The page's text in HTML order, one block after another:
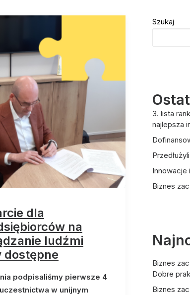
dla
na
ludźmi
dostępne
podpisaliśmy pierwsze 4
w unijnym
Szukaj
3. lista
najlepsza
Innowacje
Biznes
Biznes
Dobre
Biznes